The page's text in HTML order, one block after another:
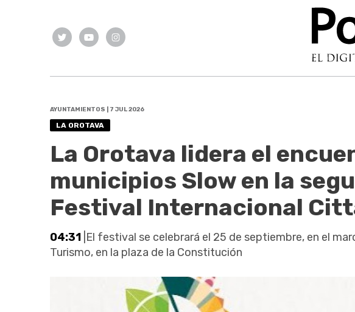
AYUNTAMIENTOS | 7 JUL 2026
LA OROTAVA
La Orotava lidera el
municipios Slow en la
Festival Internacional
04:31 |El festival se celebrará el 25 de septiembre, en el
Turismo, en la plaza de la Constitución